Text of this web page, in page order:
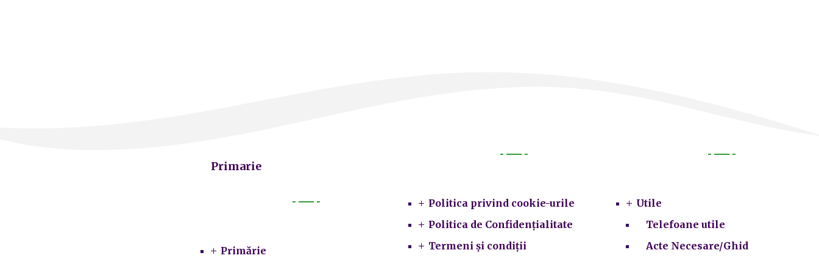
Primarie
Primărie
Politica privind cookie-urile
Politica de Confidențialitate
Termeni și condiții
Utile
Telefoane utile
Acte Necesare/Ghid